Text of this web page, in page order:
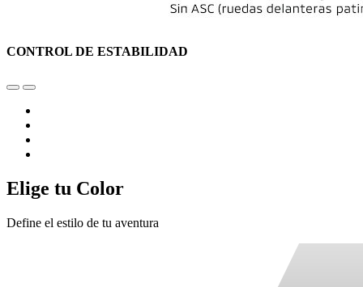
CONTROL DE ESTABILIDAD
Elige tu Color
Define el estilo de tu aventura